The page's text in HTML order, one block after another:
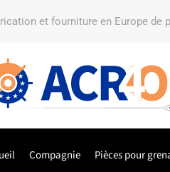
et fourniture en Europe de
Compagnie Pièces pour